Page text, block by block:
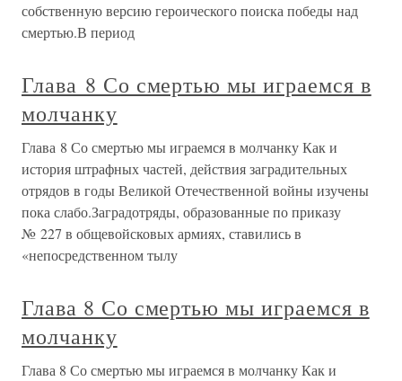
собственную версию героического поиска победы над
смертью.В период
Глава 8 Со смертью мы играемся в
молчанку
Глава 8 Со смертью мы играемся в молчанку Как и
история штрафных частей, действия заградительных
отрядов в годы Великой Отечественной войны изучены
пока слабо.Заградотряды, образованные по приказу
№ 227 в общевойсковых армиях, ставились в
«непосредственном тылу
Глава 8 Со смертью мы играемся в
молчанку
Глава 8 Со смертью мы играемся в молчанку Как и